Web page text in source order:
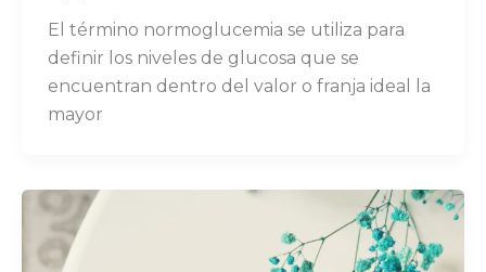
El término normoglucemia se utiliza para
definir los niveles de glucosa que se
encuentran dentro del valor o franja ideal la
mayor